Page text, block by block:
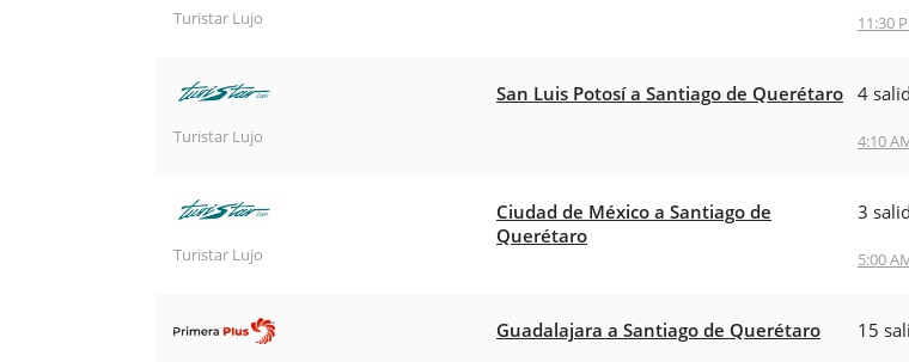
Turistar Lujo 11:30
Turistar Lujo
San Luis Potosí a Santiago de Querétaro 4
4:10
Turistar Lujo
Ciudad de México a Santiago de
Querétaro
3
5:00
Guadalajara a Santiago de Querétaro 15